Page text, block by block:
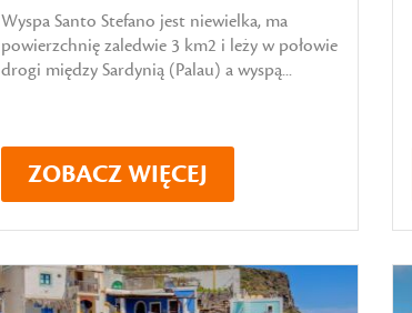
Wyspa Santo Stefano jest niewielka, ma
powierzchnię zaledwie 3 km2 i leży w połowie
drogi między Sardynią (Palau) a wyspą...
ZOBACZ WIĘCEJ